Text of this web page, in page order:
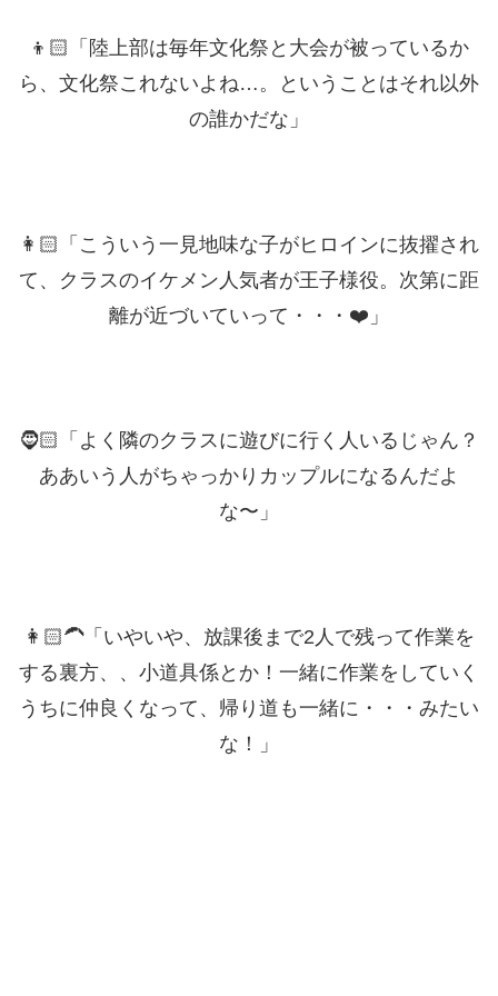
👦🏻「陸上部は毎年文化祭と大会が被っているか
ら、文化祭これないよね…。ということはそれ以外
の誰かだな」
👩🏻「こういう一見地味な子がヒロインに抜擢され
て、クラスのイケメン人気者が王子様役。次第に距
離が近づいていって・・・❤️」
🧔🏻「よく隣のクラスに遊びに行く人いるじゃん？
ああいう人がちゃっかりカップルになるんだよ
な〜」
👩🏻‍🦱「いやいや、放課後まで2人で残って作業を
する裏方、、小道具係とか！一緒に作業をしていく
うちに仲良くなって、帰り道も一緒に・・・みたい
な！」